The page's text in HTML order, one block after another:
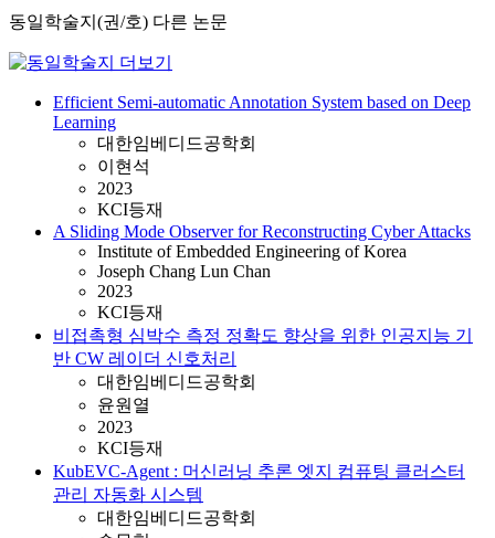
동일학술지(권/호) 다른 논문
Efficient Semi-automatic Annotation System based on Deep
Learning
대한임베디드공학회
이현석
2023
KCI등재
A Sliding Mode Observer for Reconstructing Cyber Attacks
Institute of Embedded Engineering of Korea
Joseph Chang Lun Chan
2023
KCI등재
비접촉형 심박수 측정 정확도 향상을 위한 인공지능 기
반 CW 레이더 신호처리
대한임베디드공학회
윤원열
2023
KCI등재
KubEVC-Agent : 머신러닝 추론 엣지 컴퓨팅 클러스터
관리 자동화 시스템
대한임베디드공학회